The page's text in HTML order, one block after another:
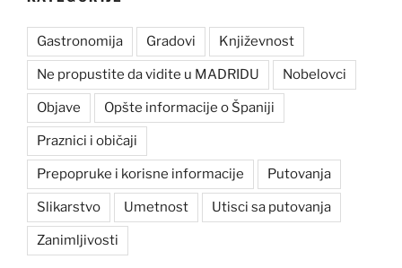
Gastronomija Gradovi Književnost
Ne propustite da vidite u MADRIDU Nobelovci
Objave Opšte informacije o Španiji
Praznici i običaji
Prepopruke i korisne informacije Putovanja
Slikarstvo Umetnost Utisci sa putovanja
Zanimljivosti